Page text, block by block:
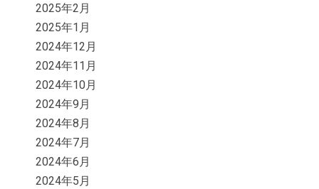
2025年2月
2025年1月
2024年12月
2024年11月
2024年10月
2024年9月
2024年8月
2024年7月
2024年6月
2024年5月